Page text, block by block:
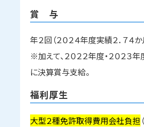
賞 与
年２回（２０２４年度実績２．７４か
※加えて、２０２２年度・２０２３年
に決算賞与支給。
福利厚生
大型２種免許取得費用会社負担